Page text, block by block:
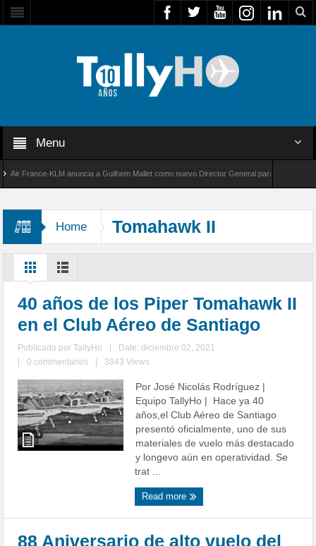
Menu
France-KLM anuncia a Guilhem Mallet como nuevo Director General para América Latina
Home Tomahawk II
40 años de los Piper Tomahawk II
en el Club Aéreo de Santiago
Publicado porTallyHo
Date: diciembre 02, 2021
0 commentarios 3843 Views
Por José Nicolás Rodríguez |
Equipo TallyHo | Hace ya 40
años,el Club Aéreo de Santiago
presentó oficialmente, uno de sus
materiales de vuelo más destacado
y longevo aún en operatividad. Se
trat ...
Read more
88 Aniversario de alto vuelo del